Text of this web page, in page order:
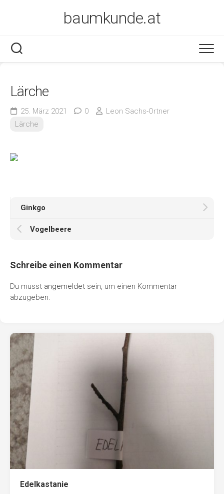
baumkunde.at
Lärche
25. März 2021 0
Leon Sachs-Ortner
Lärche
Ginkgo
Vogelbeere
Schreibe einen Kommentar
Du musst angemeldet sein, um einen Kommentar
abzugeben.
Edelkastanie